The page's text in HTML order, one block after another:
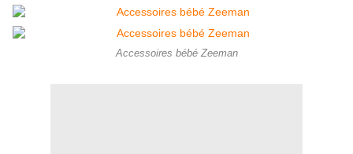
Accessoires bébé Zeeman